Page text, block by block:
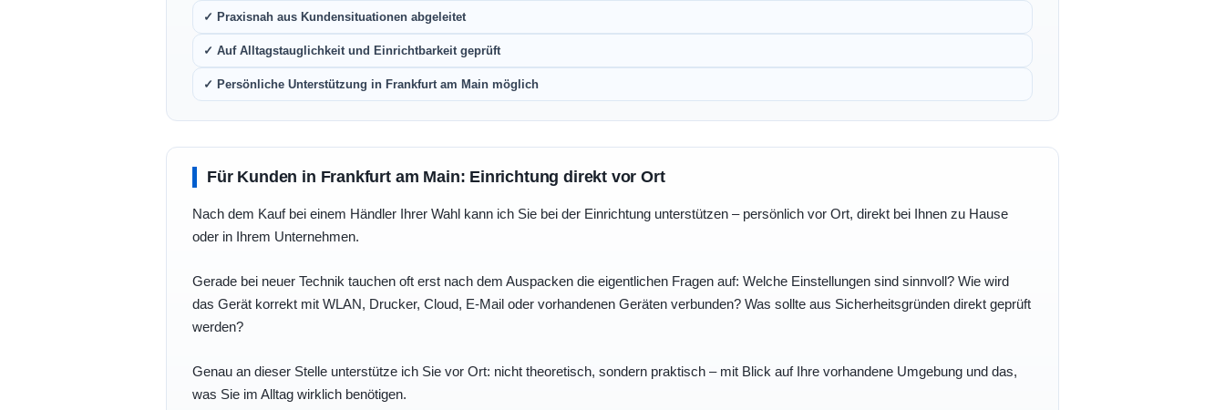
✓ Praxisnah aus Kundensituationen abgeleitet
✓ Auf Alltagstauglichkeit und Einrichtbarkeit geprüft
✓ Persönliche Unterstützung in Frankfurt am Main möglich
Für Kunden in Frankfurt am Main: Einrichtung direkt vor Ort
Nach dem Kauf bei einem Händler Ihrer Wahl kann ich Sie bei der Einrichtung unterstützen – persönlich vor Ort, direkt bei Ihnen zu Hause
oder in Ihrem Unternehmen.
Gerade bei neuer Technik tauchen oft erst nach dem Auspacken die eigentlichen Fragen auf: Welche Einstellungen sind sinnvoll? Wie wird
das Gerät korrekt mit WLAN, Drucker, Cloud, E-Mail oder vorhandenen Geräten verbunden? Was sollte aus Sicherheitsgründen direkt geprüft
werden?
Genau an dieser Stelle unterstütze ich Sie vor Ort: nicht theoretisch, sondern praktisch – mit Blick auf Ihre vorhandene Umgebung und das,
was Sie im Alltag wirklich benötigen.